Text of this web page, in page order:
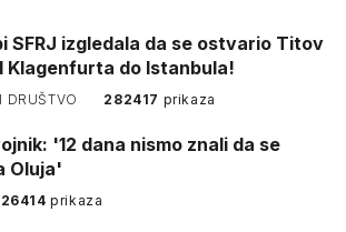
SFRJ izgledala da se ostvario Titov
Klagenfurta do Istanbula!
DRUŠTVO 282417 prikaza
'12 dana nismo znali da se
Oluja'
prikaza